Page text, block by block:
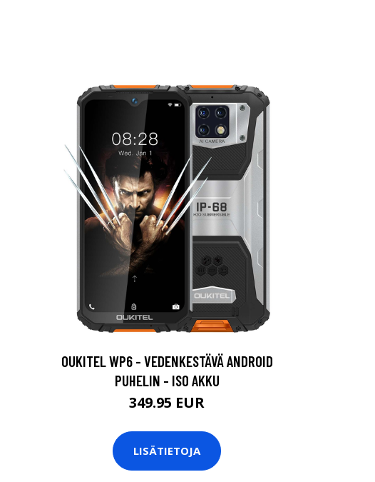
OUKITEL WP6 - VEDENKESTÄVÄ ANDROID
PUHELIN - ISO AKKU
349.95 EUR
LISÄTIETOJA